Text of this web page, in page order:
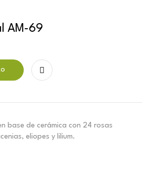
AM-69
base de cerámica con 24 rosas
eliopes y lilium.